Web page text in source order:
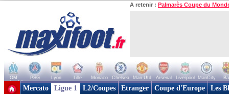
A retenir : Palmarès Coupe du
OM PSG Lyon Lille Monaco Chelsea Man Utd Arsenal Liverpool ManCity
+ de clubs
Mercato Ligue 1 L2/Coupes Etranger Coupe d'Europe Les